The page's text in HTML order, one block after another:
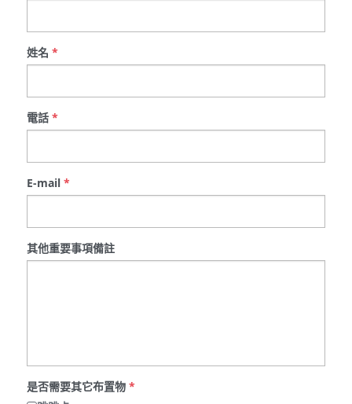
姓名 *
電話*
E-mail*
其他重要事項備註
是否需要其它布置物*